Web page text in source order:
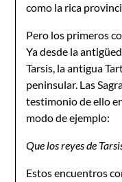
como la rica
Pero los primeros
Ya desde la
Tarsis, la antigua
peninsular. Las
testimonio de ello
modo de ejemplo:
Que los reyes de
Estos encuentros